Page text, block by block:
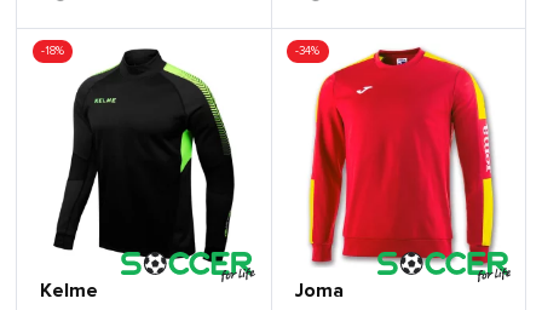
-18%
Kelme
-34%
Joma